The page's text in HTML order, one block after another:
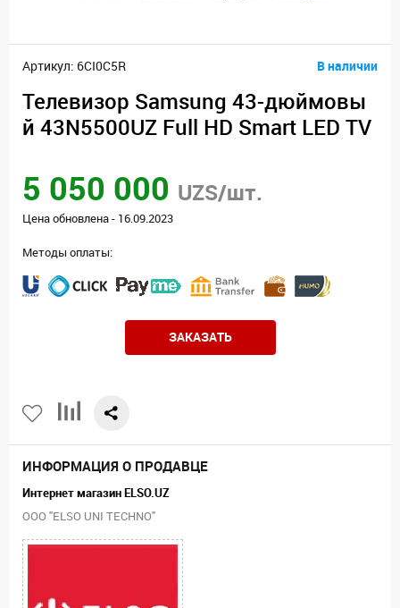
Артикул: 6CI0C5R В наличии
Телевизор Samsung 43-дюймовы
й 43N5500UZ Full HD Smart LED TV
5 050 000 UZS/шт.
Цена обновлена - 16.09.2023
Методы оплаты:
ЗАКАЗАТЬ
ИНФОРМАЦИЯ О ПРОДАВЦЕ
Интернет магазин ELSO.UZ
ООО "ELSO UNI TECHNO"